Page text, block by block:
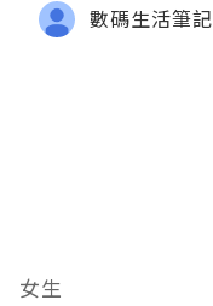
數碼生活筆記
女生